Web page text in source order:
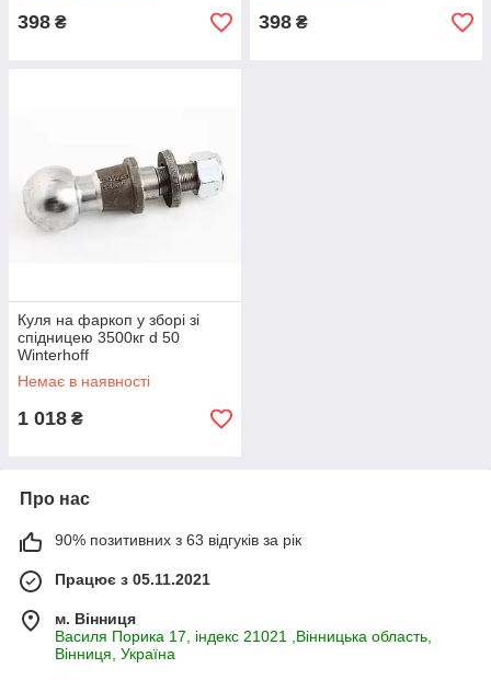
398 ₴ 398 ₴
Куля на фаркоп у зборі зі
спідницею 3500кг d 50
Winterhoff
Немає в наявності
1 018 ₴
Про нас
90% позитивних з 63 відгуків за рік
Працює з 05.11.2021
м. Вінниця
Василя Порика 17, індекс 21021 ,Вінницька область,
Вінниця, Україна